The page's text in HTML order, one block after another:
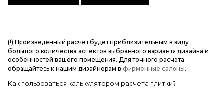
(!) Произведенный расчет будет приблизительным в виду
большого количества аспектов выбранного варианта дизайна и
особенностей вашего помещения. Для точного расчета
обращайтесь к нашим дизайнерам в фирменные салоны.
Как пользоваться калькулятором расчета плитки?